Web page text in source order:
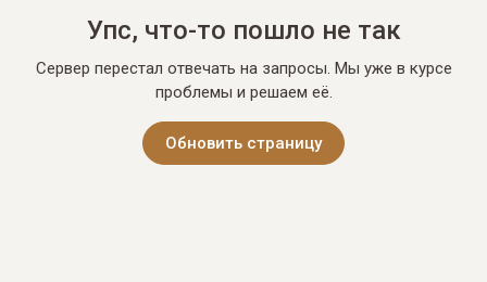
Упс, что-то пошло не так
Сервер перестал отвечать на запросы. Мы уже в курсе
проблемы и решаем её.
Обновить страницу